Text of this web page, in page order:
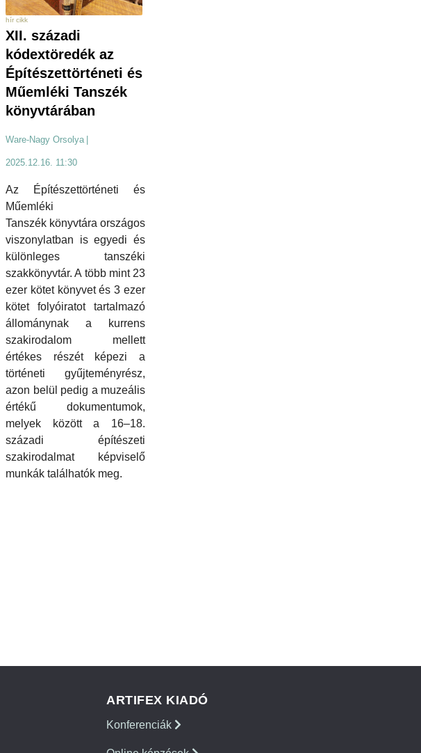
hír cikk
XII. századi
kódextöredék az
Építészettörténeti és
Műemléki Tanszék
könyvtárában
Ware-Nagy Orsolya
2025.12.16. 11:30
Az Építészettörténeti és
Műemléki
Tanszék könyvtára országos
viszonylatban is egyedi és
különleges tanszéki
szakkönyvtár. A több mint 23
ezer kötet könyvet és 3 ezer
kötet folyóiratot tartalmazó
állománynak a kurrens
szakirodalom mellett
értékes részét képezi a
történeti gyűjteményrész,
azon belül pedig a muzeális
értékű dokumentumok,
melyek között a 16–18.
századi építészeti
szakirodalmat képviselő
munkák találhatók meg.
ARTIFEX KIADÓ
Konferenciák